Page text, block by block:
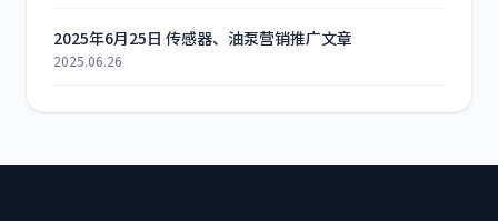
2025年6月25日 传感器、油泵营销推广文章
2025.06.26